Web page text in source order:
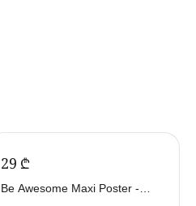
‍29‍ ₾
Be Awesome Maxi Poster -